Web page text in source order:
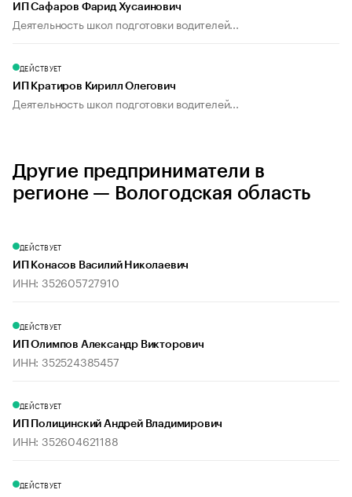
ИП Сафаров Фарид Хусаинович
Деятельность школ подготовки водителей...
ДЕЙСТВУЕТ
ИП Кратиров Кирилл Олегович
Деятельность школ подготовки водителей...
Другие предприниматели в
регионе — Вологодская область
ДЕЙСТВУЕТ
ИП Конасов Василий Николаевич
ИНН: 352605727910
ДЕЙСТВУЕТ
ИП Олимпов Александр Викторович
ИНН: 352524385457
ДЕЙСТВУЕТ
ИП Полицинский Андрей Владимирович
ИНН: 352604621188
ДЕЙСТВУЕТ